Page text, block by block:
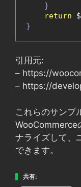
}
return
}
引用元:
– https://
– https://
これらのサンプ
WooCommerce
ナライズして、
できます。
共有: